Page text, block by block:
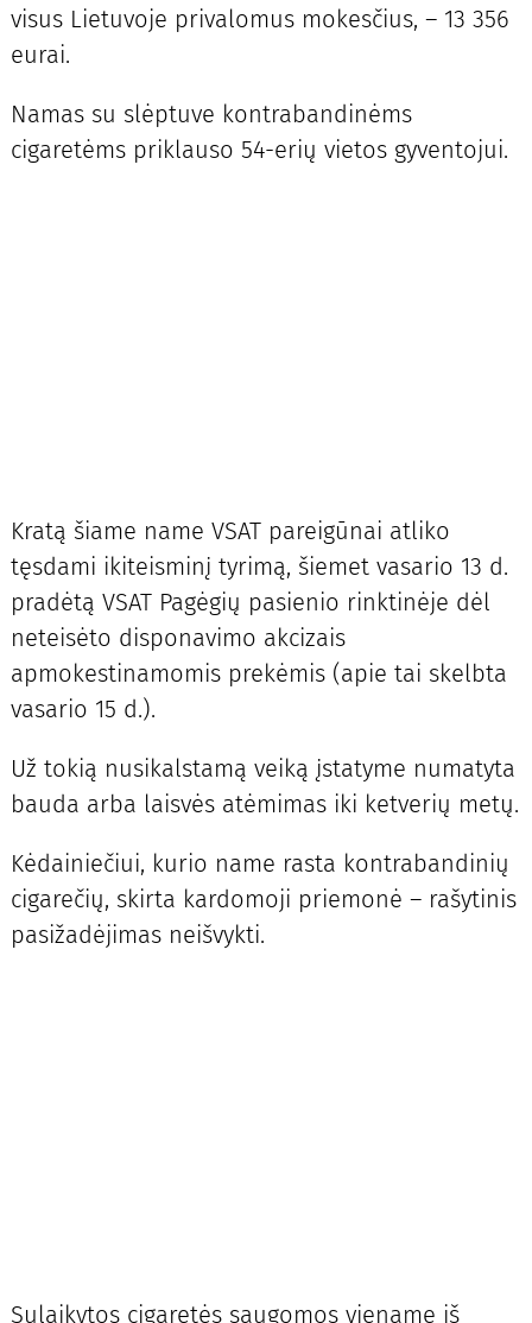
visus Lietuvoje privalomus mokesčius, – 13 356
eurai.
Namas su slėptuve kontrabandinėms
cigaretėms priklauso 54-erių vietos gyventojui.
Kratą šiame name VSAT pareigūnai atliko
tęsdami ikiteisminį tyrimą, šiemet vasario 13 d.
pradėtą VSAT Pagėgių pasienio rinktinėje dėl
neteisėto disponavimo akcizais
apmokestinamomis prekėmis (apie tai skelbta
vasario 15 d.).
Už tokią nusikalstamą veiką įstatyme numatyta
bauda arba laisvės atėmimas iki ketverių metų.
Kėdainiečiui, kurio name rasta kontrabandinių
cigarečių, skirta kardomoji priemonė – rašytinis
pasižadėjimas neišvykti.
Sulaikytos cigaretės saugomos viename iš